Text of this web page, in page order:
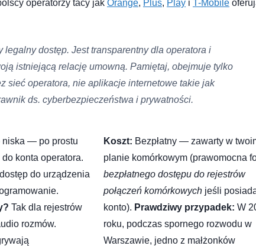
operatorzy tacy jak Orange, Plus, Play i T-Mobile
legalny dostęp. Jest transparentny dla operatora i
istniejącą relację umowną. Pamiętaj, obejmuje tylko
sieć operatora, nie aplikacje internetowe takie jak
ds. cyberbezpieczeństwa i prywatności.
niska — po prostu
konta operatora.
do urządzenia
Tak dla rejestrów
rozmów.
Koszt: Bezpłatny — zawarty w
planie komórkowym (prawomocna
bezpłatnego dostępu do rejestrów
połączeń komórkowych jeśli
konto). Prawdziwy przypadek: W
roku, podczas spornego rozwodu w
Warszawie, jedno z małżonków